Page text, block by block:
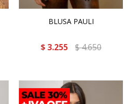
BLUSA PAULI
$ 3.255 $4.650